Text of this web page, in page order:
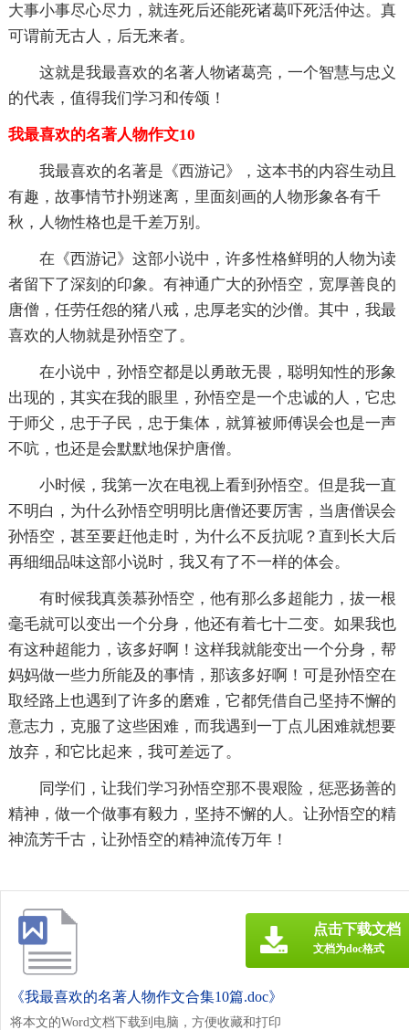
大事小事尽心尽力，就连死后还能死诸葛吓死活仲达。真
可谓前无古人，后无来者。
这就是我最喜欢的名著人物诸葛亮，一个智慧与忠义
的代表，值得我们学习和传颂！
我最喜欢的名著人物作文10
我最喜欢的名著是《西游记》，这本书的内容生动且
有趣，故事情节扑朔迷离，里面刻画的人物形象各有千
秋，人物性格也是千差万别。
在《西游记》这部小说中，许多性格鲜明的人物为读
者留下了深刻的印象。有神通广大的孙悟空，宽厚善良的
唐僧，任劳任怨的猪八戒，忠厚老实的沙僧。其中，我最
喜欢的人物就是孙悟空了。
在小说中，孙悟空都是以勇敢无畏，聪明知性的形象
出现的，其实在我的眼里，孙悟空是一个忠诚的人，它忠
于师父，忠于子民，忠于集体，就算被师傅误会也是一声
不吭，也还是会默默地保护唐僧。
小时候，我第一次在电视上看到孙悟空。但是我一直
不明白，为什么孙悟空明明比唐僧还要厉害，当唐僧误会
孙悟空，甚至要赶他走时，为什么不反抗呢？直到长大后
再细细品味这部小说时，我又有了不一样的体会。
有时候我真羡慕孙悟空，他有那么多超能力，拔一根
毫毛就可以变出一个分身，他还有着七十二变。如果我也
有这种超能力，该多好啊！这样我就能变出一个分身，帮
妈妈做一些力所能及的事情，那该多好啊！可是孙悟空在
取经路上也遇到了许多的磨难，它都凭借自己坚持不懈的
意志力，克服了这些困难，而我遇到一丁点儿困难就想要
放弃，和它比起来，我可差远了。
同学们，让我们学习孙悟空那不畏艰险，惩恶扬善的
精神，做一个做事有毅力，坚持不懈的人。让孙悟空的精
神流芳千古，让孙悟空的精神流传万年！
《我最喜欢的名著人物作文合集10篇.doc》
将本文的Word文档下载到电脑，方便收藏和打印
点击下载文档
文档为doc格式